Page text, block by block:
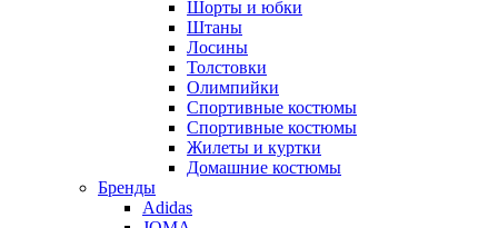
Шорты и юбки
Штаны
Лосины
Толстовки
Олимпийки
Спортивные костюмы
Спортивные костюмы
Жилеты и куртки
Домашние костюмы
Бренды
Adidas